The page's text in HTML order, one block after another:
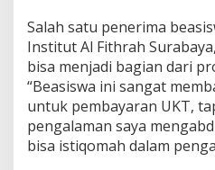
Salah satu penerima
Institut Al Fithrah
bisa menjadi bagian dari
“Beasiswa ini sangat
untuk pembayaran UKT,
pengalaman saya
bisa istiqomah dalam